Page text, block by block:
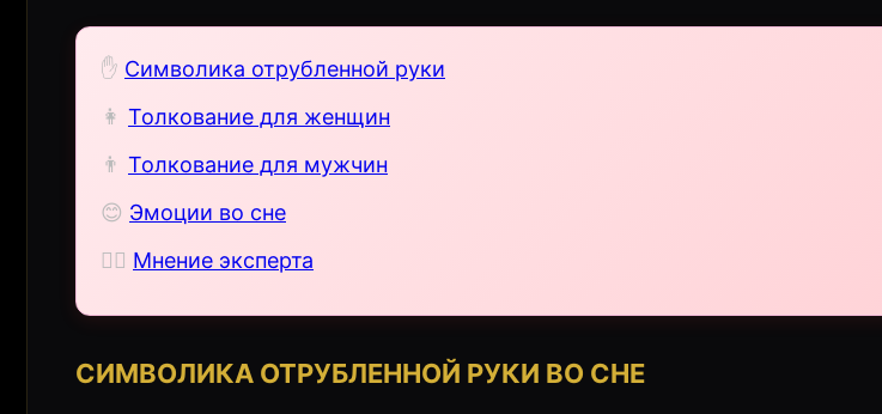
✋ Символика отрубленной руки
👩 Толкование для женщин
👨 Толкование для мужчин
😊 Эмоции во сне
🧙‍♀️ Мнение эксперта
СИМВОЛИКА ОТРУБЛЕННОЙ РУКИ ВО СНЕ